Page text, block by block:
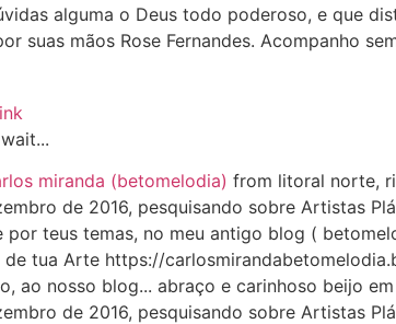
alguma o Deus todo poderoso, e que
suas mãos Rose Fernandes. Acompanho
miranda (betomelodia) from litoral norte,
de 2016, pesquisando sobre Artistas
por teus temas, no meu antigo blog (
de tua Arte https://
ao nosso blog... abraço e carinhoso beijo
de 2016, pesquisando sobre Artistas